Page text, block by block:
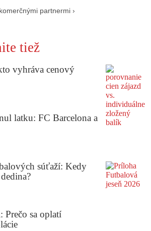
partnermi ›
tiež
vyhráva cenový
latku: FC Barcelona a
súťaží: Kedy
sa oplatí